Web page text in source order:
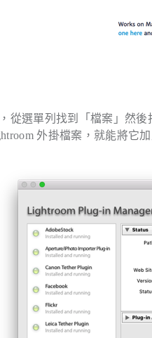
從選單列找到「檔案」然
外掛檔案，就能將它